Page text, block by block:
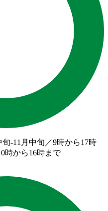
-11月中旬／9時から17時
時から16時まで